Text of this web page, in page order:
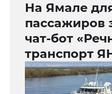
На Ямале
пассажиров
чат-бот
транспорт